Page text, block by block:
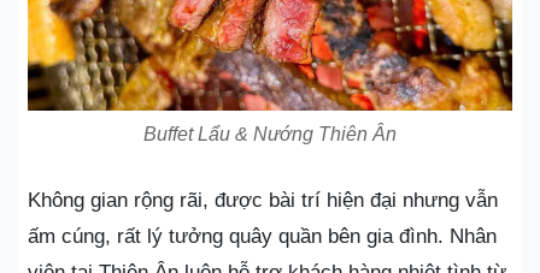
Buffet Lẩu & Nướng Thiên Ân
Không gian rộng rãi, được bài trí hiện đại nhưng vẫn
ấm cúng, rất lý tưởng quây quần bên gia đình. Nhân